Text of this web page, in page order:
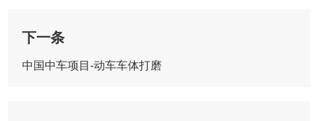
下一条
中国中车项目-动车车体打磨